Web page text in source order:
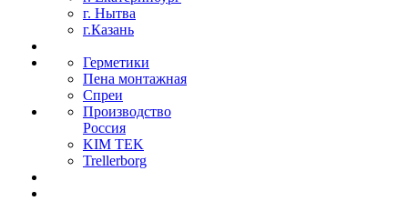
г. Нытва
г.Казань
Герметики
Пена монтажная
Спреи
Производство
Россия
KIM TEK
Trellerborg